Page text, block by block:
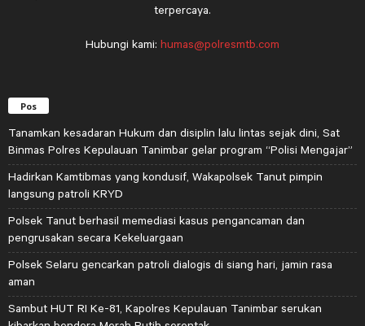
terpercaya.
Hubungi kami: humas@polresmtb.com
Pos
Tanamkan kesadaran Hukum dan disiplin lalu lintas sejak dini, Sat
Binmas Polres Kepulauan Tanimbar gelar program “Polisi Mengajar”
Hadirkan Kamtibmas yang kondusif, Wakapolsek Tanut pimpin
langsung patroli KRYD
Polsek Tanut berhasil memediasi kasus pengancaman dan
pengrusakan secara Kekeluargaan
Polsek Selaru gencarkan patroli dialogis di siang hari, jamin rasa
aman
Sambut HUT RI Ke-81, Kapolres Kepulauan Tanimbar serukan